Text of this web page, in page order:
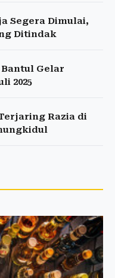
Segera Dimulai,
Ditindak
Gelar
2025
Razia di